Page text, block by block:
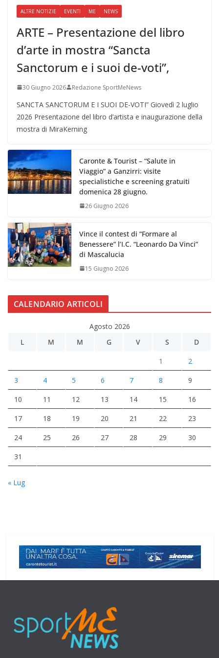
ALTRE NOTIZIE EVENTI ME NEWS
ARTE – Presentazione del libro
d’arte in mostra “Sancta
Sanctorum e i suoi de-voti”,
30 Giugno 2026 Redazione SportMeNews
SANCTA SANCTORUM E I SUOI DE-VOTI” Giovedì 2 luglio
2026 Presentazione del libro d’artista e inaugurazione della
mostra di MiraKerning
Caronte & Tourist – “Salute in
Viaggio” a Ganzirri: visite
specialistiche e screening gratuiti
domenica 28 giugno.
26 Giugno 2026
Vince il contest di “Formare al
Benessere” l’I.C. “Leonardo Da Vinci”
di Mascalucia
15 Giugno 2026
CALENDARIO ARTICOLI
Agosto 2026
L
M M G V S D
1 2
3 4 5 6 7 8 9
10 11 12 13 14 15 16
17 18 19 20 21 22 23
24 25 26 27 28 29 30
31
« Lug